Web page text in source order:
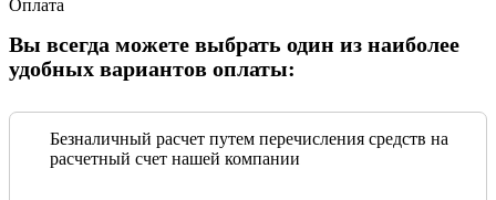
Оплата
Вы всегда можете выбрать один из наиболее
удобных вариантов оплаты:
Безналичный расчет путем перечисления средств на
расчетный счет нашей компании